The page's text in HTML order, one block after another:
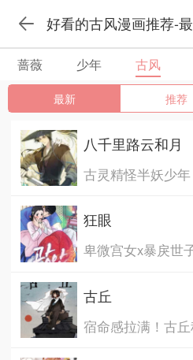
好看的古风漫画推荐-
蔷薇 少年 古风
最新 推荐
八千里路云和月
古灵精怪半妖少
狂眼
卑微宫女x暴戾世
古丘
宿命感拉满！古